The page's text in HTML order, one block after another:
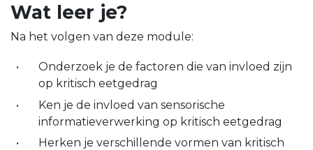
Wat leer je?
Na het volgen van deze module:
Onderzoek je de factoren die van invloed zijn
op kritisch eetgedrag
Ken je de invloed van sensorische
informatieverwerking op kritisch eetgedrag
Herken je verschillende vormen van kritisch